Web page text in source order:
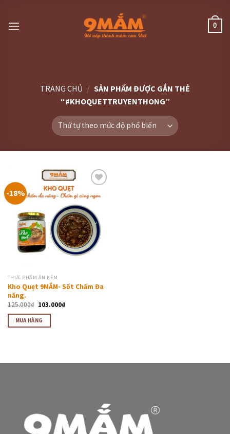
content
0
TRANG CHỦ / SẢN PHẨM ĐƯỢC GẮN THẺ
“#KHOQUETTRUYENTHONG”
-18%
vào
đơn
yêu
thích
THỰC PHẨM ĂN KÈM
Kho Quẹt 9MẮM- Sốt Chấm Đa
năng.
125.000₫ 103.000₫
MUA HÀNG